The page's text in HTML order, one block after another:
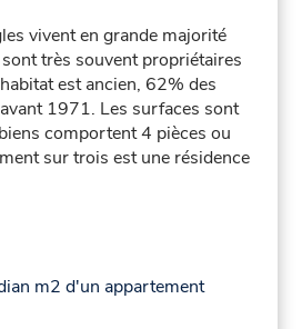
vivent en grande majorité
très souvent propriétaires
est ancien, 62% des
1971. Les surfaces sont
comportent 4 pièces ou
sur trois est une résidence
m2 d'un appartement